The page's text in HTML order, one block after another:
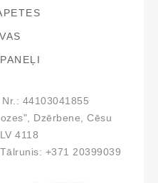
Nr.: 44103041855
Dzērbene, Cēsu
4118
Tālrunis: +371 20399039